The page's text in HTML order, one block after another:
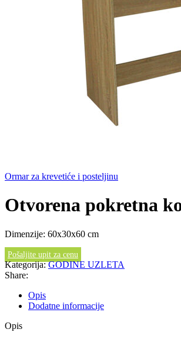
Ormar za krevetiće i posteljinu
Otvorena pokretna
Dimenzije: 60x30x60 cm
Pošaljite upit za cenu
Kategorija: GODINE UZLETA
Share:
Opis
Dodatne informacije
Opis